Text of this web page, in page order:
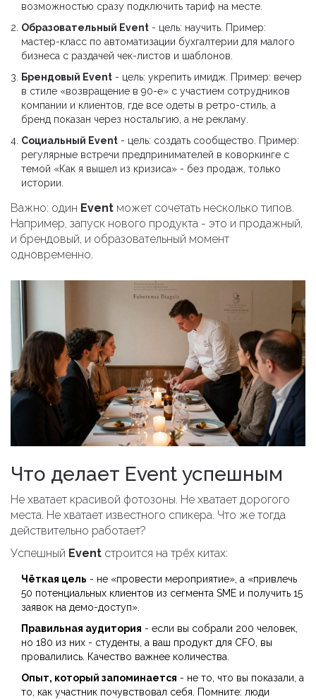
возможностью сразу подключить тариф на месте.
Образовательный Event - цель: научить. Пример:
мастер-класс по автоматизации бухгалтерии для малого
бизнеса с раздачей чек-листов и шаблонов.
Брендовый Event - цель: укрепить имидж. Пример: вечер
в стиле «возвращение в 90-е» с участием сотрудников
компании и клиентов, где все одеты в ретро-стиль, а
бренд показан через ностальгию, а не рекламу.
Социальный Event - цель: создать сообщество. Пример:
регулярные встречи предпринимателей в коворкинге с
темой «Как я вышел из кризиса» - без продаж, только
истории.
Важно: один Event может сочетать несколько типов.
Например, запуск нового продукта - это и продажный,
и брендовый, и образовательный момент
одновременно.
Что делает Event успешным
Не хватает красивой фотозоны. Не хватает дорогого
места. Не хватает известного спикера. Что же тогда
действительно работает?
Успешный Event строится на трёх китах:
Чёткая цель - не «провести мероприятие», а «привлечь
50 потенциальных клиентов из сегмента SME и получить 15
заявок на демо-доступ».
Правильная аудитория - если вы собрали 200 человек,
но 180 из них - студенты, а ваш продукт для CFO, вы
провалились. Качество важнее количества.
Опыт, который запоминается - не то, что вы показали, а
то, как участник почувствовал себя. Помните: люди